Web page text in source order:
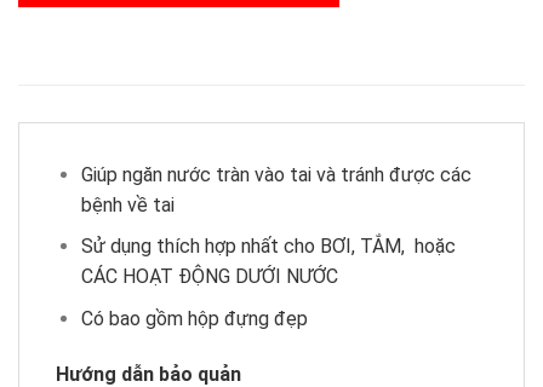
Giúp ngăn nước tràn vào tai và tránh được các
bệnh về tai
Sử dụng thích hợp nhất cho BƠI, TẮM, hoặc
CÁC HOẠT ĐỘNG DƯỚI NƯỚC
Có bao gồm hộp đựng đẹp
Hướng dẫn bảo quản